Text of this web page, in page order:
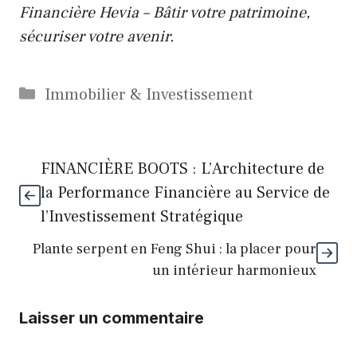
Financière Hevia – Bâtir votre patrimoine,
sécuriser votre avenir.
Catégories
Immobilier & Investissement
FINANCIÈRE BOOTS : L’Architecture de
la Performance Financière au Service de
l’Investissement Stratégique
Plante serpent en Feng Shui : la placer pour
un intérieur harmonieux
Laisser un commentaire